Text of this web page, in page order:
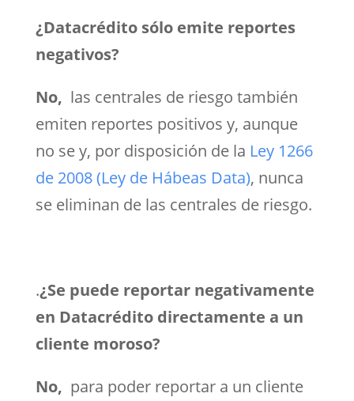
¿Datacrédito sólo emite reportes
negativos?
No, las centrales de riesgo también
emiten reportes positivos y, aunque
no se y, por disposición de la Ley 1266
de 2008 (Ley de Hábeas Data), nunca
se eliminan de las centrales de riesgo.
.¿Se puede reportar negativamente
en Datacrédito directamente a un
cliente moroso?
No, para poder reportar a un cliente